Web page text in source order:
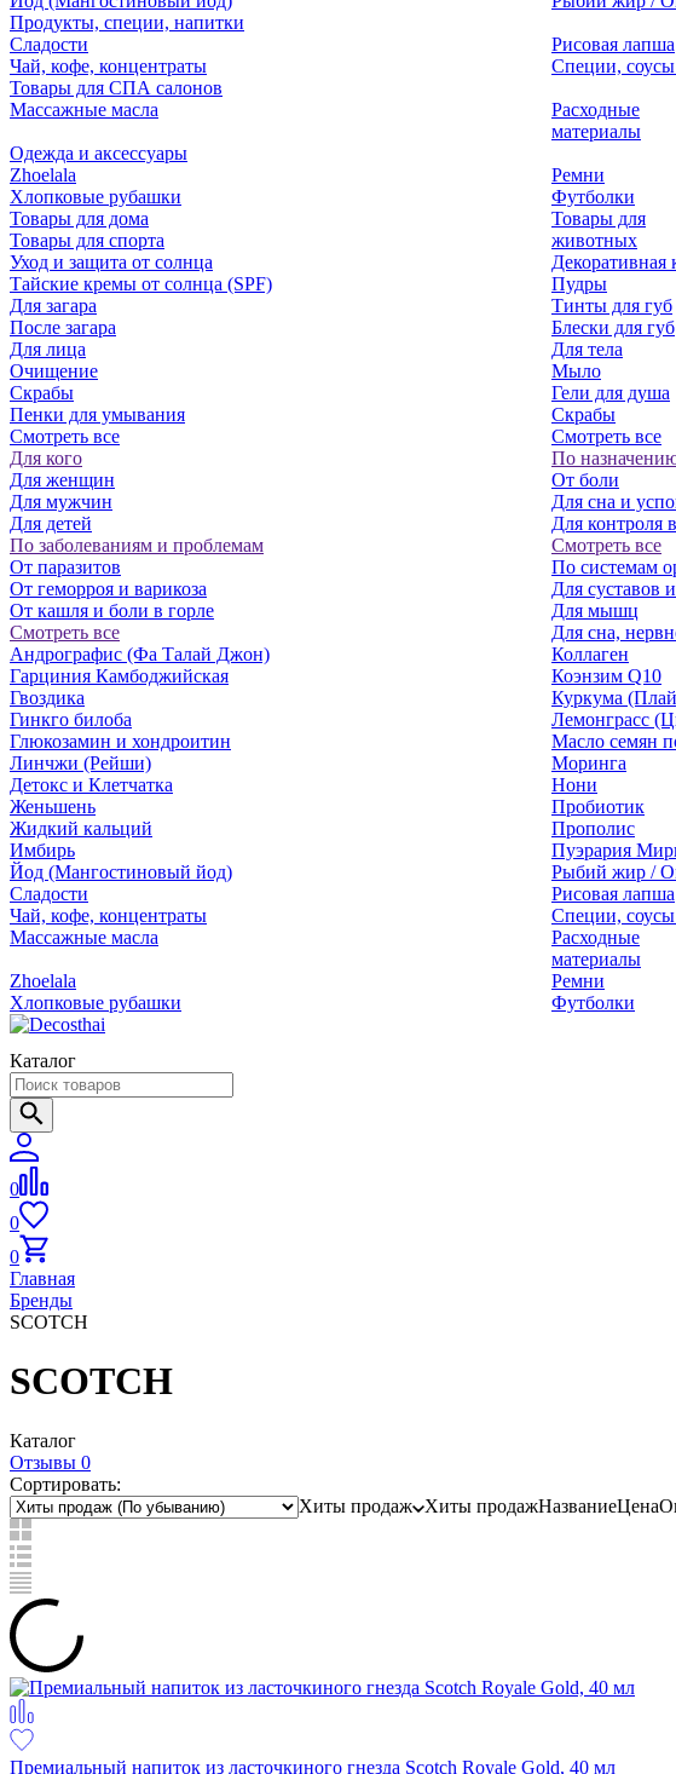
Продукты, специи, напитки
Сладости
Чай, кофе, концентраты
Рисовая лапша
Специи,
Товары для СПА салонов
Массажные масла
Расходные
материалы
Одежда и аксессуары
Zhoelala
Хлопковые рубашки
Ремни
Футболки
Товары для дома
Товары для спорта
Товары для
животных
Уход и защита от солнца
Тайские кремы от солнца (SPF)
Для загара
После загара
Для лица
Очищение
Скрабы
Пенки для умывания
Смотреть все
Декоративная
Пудры
Тинты для губ
Блески для губ
Для тела
Мыло
Гели для душа
Скрабы
Смотреть все
Для кого
Для женщин
Для мужчин
Для детей
По заболеваниям и проблемам
От паразитов
Oт геморроя и варикоза
От кашля и боли в горле
Смотреть все
По
От боли
Для сна и
Для контроля
Смотреть все
По системам
Для суставов
Для мышц
Для сна,
Андрографис (Фа Талай Джон)
Гарциния Камбоджийская
Гвоздика
Гинкго билоба
Глюкозамин и хондроитин
Линчжи (Рейши)
Детокс и Клетчатка
Женьшень
Жидкий кальций
Имбирь
Йод (Мангостиновый йод)
Коллаген
Коэнзим Q10
Куркума
Лемонграсс
Масло семян
Моринга
Нони
Пробиотик
Прополис
Пуэрария
Рыбий жир /
Сладости
Чай, кофе, концентраты
Рисовая лапша
Специи,
Массажные масла
Расходные
материалы
Zhoelala
Хлопковые рубашки
Ремни
Футболки
Каталог
0
0
0
Главная
Бренды
SCOTCH
SCOTCH
Каталог
Отзывы 0
Сортировать:
Хиты продаж
Хиты продажНазваниеЦена
Премиальный напиток из ласточкиного гнезда Scotch Royale Gold, 40 мл